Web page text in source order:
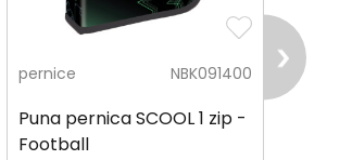
pernice NBK091400
Puna pernica SCOOL 1 zip -
Football
pernice